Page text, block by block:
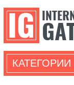
КАТЕГОРИИ